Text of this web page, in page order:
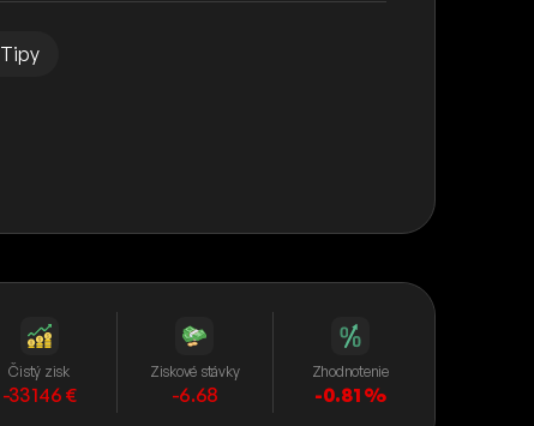
Tipy
Čistý zisk
-33 146 €
Ziskové stávky
-6.68
Zhodnotenie
-0.81 %